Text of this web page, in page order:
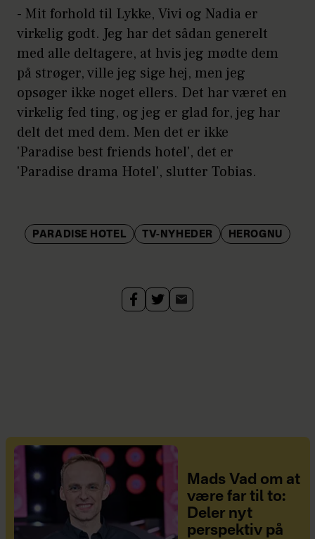
- Mit forhold til Lykke, Vivi og Nadia er
virkelig godt. Jeg har det sådan generelt
med alle deltagere, at hvis jeg mødte dem
på strøger, ville jeg sige hej, men jeg
opsøger ikke noget ellers. Det har været en
virkelig fed ting, og jeg er glad for, jeg har
delt det med dem. Men det er ikke
'Paradise best friends hotel', det er
'Paradise drama Hotel', slutter Tobias.
PARADISE HOTEL TV-NYHEDER HEROGNU
Mads Vad om at
være far til to:
Deler nyt
perspektiv på